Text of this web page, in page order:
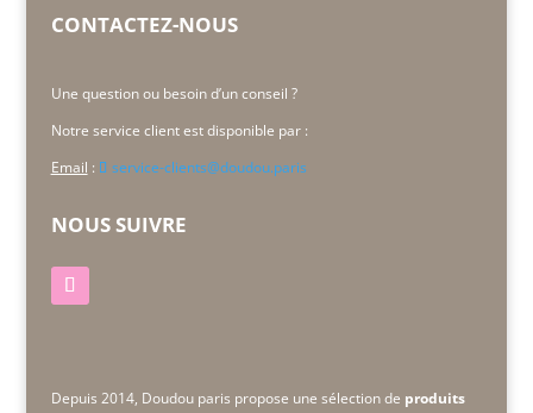
CONTACTEZ-NOUS
Une question ou besoin d’un conseil ?
Notre service client est disponible par :
Email : service-clients@doudou.paris
NOUS SUIVRE
Depuis 2014, Doudou paris propose une sélection de produits